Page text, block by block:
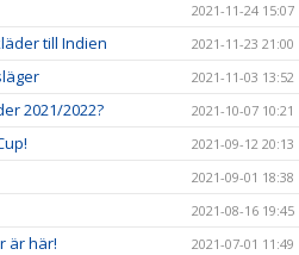
2021-11-24 15:07
till Indien 2021-11-23 21:00
2021-11-03 13:52
2021/2022? 2021-10-07 10:21
2021-09-12 20:13
2021-09-01 18:38
2021-08-16 19:45
är här! 2021-07-01 11:49